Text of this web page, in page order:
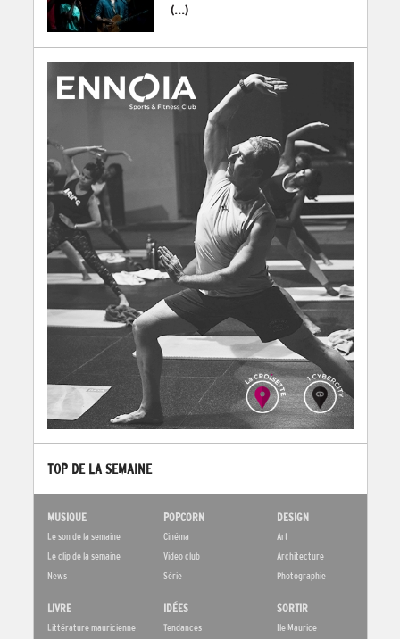
(...)
TOP DE LA SEMAINE
MUSIQUE
Le son de la semaine
Le clip de la semaine
News
POPCORN
Cinéma
Video club
Série
DESIGN
Art
Architecture
Photographie
LIVRE
Littérature mauricienne
IDÉES
Tendances
SORTIR
Ile Maurice